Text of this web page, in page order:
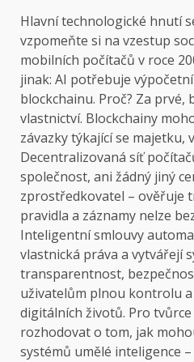
Hlavní technologické hnutí
vzpomeňte si na vzestup
mobilních počítačů v roce
jinak: AI potřebuje
blockchainu. Proč? Za prvé,
vlastnictví. Blockchainy
závazky týkající se majetku,
Decentralizovaná síť
společnost, ani žádný jiný
zprostředkovatel – ověřuje
pravidla a záznamy nelze
Inteligentní smlouvy
vlastnická práva a vytvářejí
transparentnost,
uživatelům plnou kontrolu
digitálních životů. Pro
rozhodovat o tom, jak
systémů umělé inteligence